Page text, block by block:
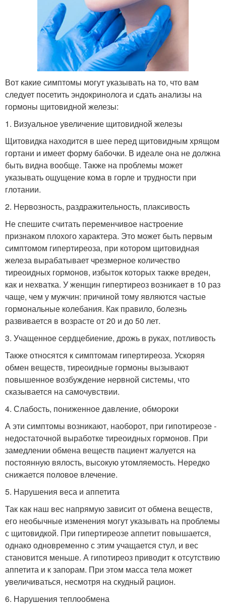
Вот какие симптомы могут указывать на то, что вам
следует посетить эндокринолога и сдать анализы на
гормоны щитовидной железы:
1. Визуальное увеличение щитовидной железы
Щитовидка находится в шее перед щитовидным хрящом
гортани и имеет форму бабочки. В идеале она не должна
быть видна вообще. Также на проблемы может
указывать ощущение кома в горле и трудности при
глотании.
2. Нервозность, раздражительность, плаксивость
Не спешите считать переменчивое настроение
признаком плохого характера. Это может быть первым
симптомом гипертиреоза, при котором щитовидная
железа вырабатывает чрезмерное количество
тиреоидных гормонов, избыток которых также вреден,
как и нехватка. У женщин гипертиреоз возникает в 10 раз
чаще, чем у мужчин: причиной тому являются частые
гормональные колебания. Как правило, болезнь
развивается в возрасте от 20 и до 50 лет.
3. Учащенное сердцебиение, дрожь в руках, потливость
Также относятся к симптомам гипертиреоза. Ускоряя
обмен веществ, тиреоидные гормоны вызывают
повышенное возбуждение нервной системы, что
сказывается на самочувствии.
4. Слабость, пониженное давление, обмороки
А эти симптомы возникают, наоборот, при гипотиреозе -
недостаточной выработке тиреоидных гормонов. При
замедлении обмена веществ пациент жалуется на
постоянную вялость, высокую утомляемость. Нередко
снижается половое влечение.
5. Нарушения веса и аппетита
Так как наш вес напрямую зависит от обмена веществ,
его необычные изменения могут указывать на проблемы
с щитовидкой. При гипертиреозе аппетит повышается,
однако одновременно с этим учащается стул, и вес
становится меньше. А гипотиреоз приводит к отсутствию
аппетита и к запорам. При этом масса тела может
увеличиваться, несмотря на скудный рацион.
6. Нарушения теплообмена